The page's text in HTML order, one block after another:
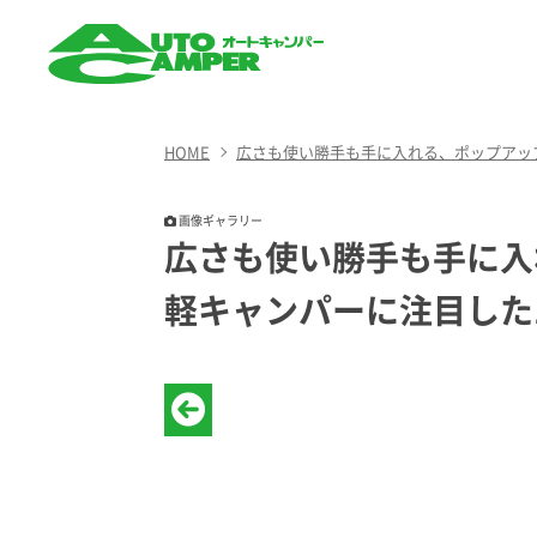
キャンパー）
HOME 広さも使い勝手も手に入れる、ポップア
画像ギャラリー
広さも使い勝手も手に
軽キャンパーに注目し